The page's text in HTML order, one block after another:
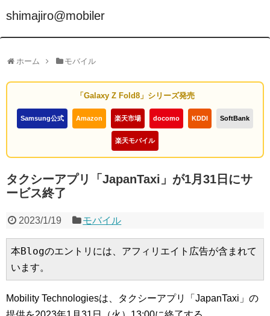
shimajiro@mobiler
ホーム モバイル
「Galaxy Z Fold8」シリーズ発売
Samsung公式 Amazon 楽天市場 docomo KDDI SoftBank
楽天モバイル
タクシーアプリ「JapanTaxi」が1月31日にサ
ービス終了
2023/1/19 モバイル
本Blogのエントリには、アフィリエイト広告が含まれて
います。
Mobility Technologiesは、タクシーアプリ「JapanTaxi」の